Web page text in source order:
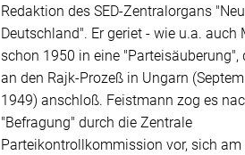
Redaktion des SED-Zentralorgans
Deutschland". Er geriet - wie u.a. auch
schon 1950 in eine "Parteisäuberung",
an den Rajk-Prozeß in Ungarn
1949) anschloß. Feistmann zog es
"Befragung" durch die Zentrale
Parteikontrollkommission vor, sich